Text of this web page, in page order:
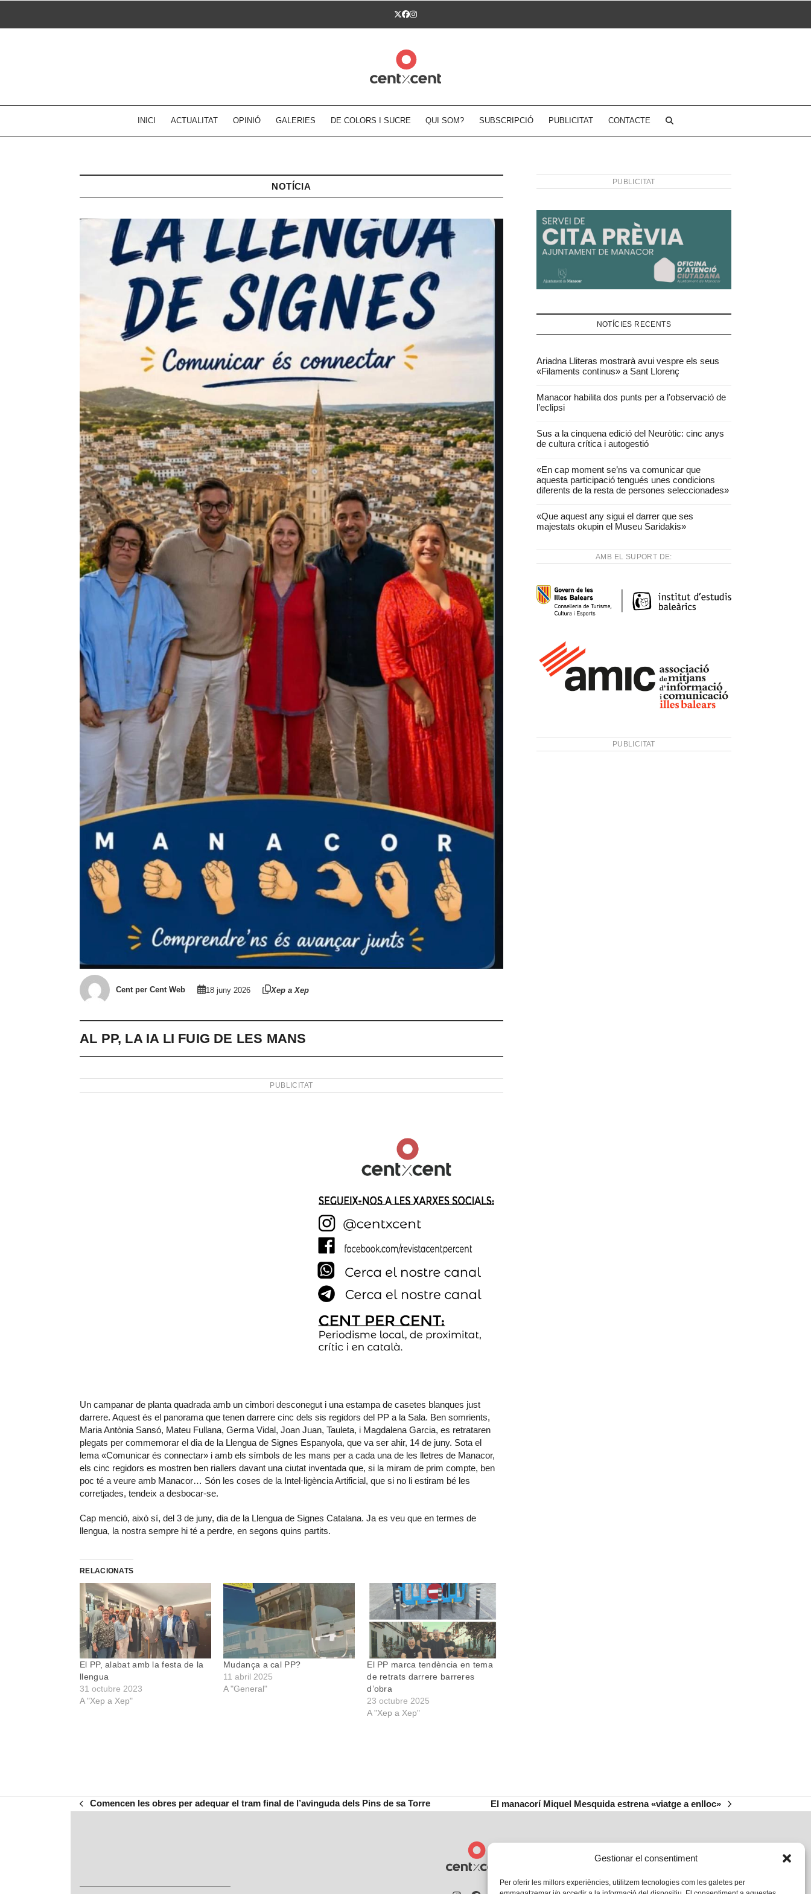
Gestionar el consentiment
Per oferir les millors experiències, utilitzem tecnologies com les galetes per
Twitter
Facebook
Instagram
INICI ACTUALITAT OPINIÓ GALERIES DE COLORS I SUCRE QUI SOM? SUBSCRIPCIÓ PUBLICITAT CONTACTE
NOTÍCIA
Cent per Cent Web 18 juny 2026 Xep a Xep
AL PP, LA IA LI FUIG DE LES MANS
PUBLICITAT
Un campanar de planta quadrada amb un cimbori desconegut i una estampa de casetes blanques just
darrere. Aquest és el panorama que tenen darrere cinc dels sis regidors del PP a la Sala. Ben somrients,
Maria Antònia Sansó, Mateu Fullana, Germa Vidal, Joan Juan, Tauleta, i Magdalena Garcia, es retrataren
plegats per commemorar el dia de la Llengua de Signes Espanyola, que va ser ahir, 14 de juny. Sota el
lema «Comunicar és connectar» i amb els símbols de les mans per a cada una de les lletres de Manacor,
els cinc regidors es mostren ben riallers davant una ciutat inventada que, si la miram de prim compte, ben
poc té a veure amb Manacor… Són les coses de la Intel·ligència Artificial, que si no li estiram bé les
corretjades, tendeix a desbocar-se.
Cap menció, això sí, del 3 de juny, dia de la Llengua de Signes Catalana. Ja es veu que en termes de
llengua, la nostra sempre hi té a perdre, en segons quins partits.
RELACIONATS
El PP, alabat amb la festa de la
llengua
31 octubre 2023
A "Xep a Xep"
Mudança a cal PP?
11 abril 2025
A "General"
El PP marca tendència en tema
de retrats darrere barreres
d’obra
23 octubre 2025
A "Xep a Xep"
PUBLICITAT
NOTÍCIES RECENTS
Ariadna Lliteras mostrarà avui vespre els seus
«Filaments continus» a Sant Llorenç
Manacor habilita dos punts per a l’observació de
l’eclipsi
Sus a la cinquena edició del Neuròtic: cinc anys
de cultura crítica i autogestió
«En cap moment se’ns va comunicar que
aquesta participació tengués unes condicions
diferents de la resta de persones seleccionades»
«Que aquest any sigui el darrer que ses
majestats okupin el Museu Saridakis»
AMB EL SUPORT DE:
PUBLICITAT
previous
Comencen les obres per adequar el tram final de l’avinguda dels Pins de sa Torre
next
El manacorí Miquel Mesquida estrena «viatge a enlloc»